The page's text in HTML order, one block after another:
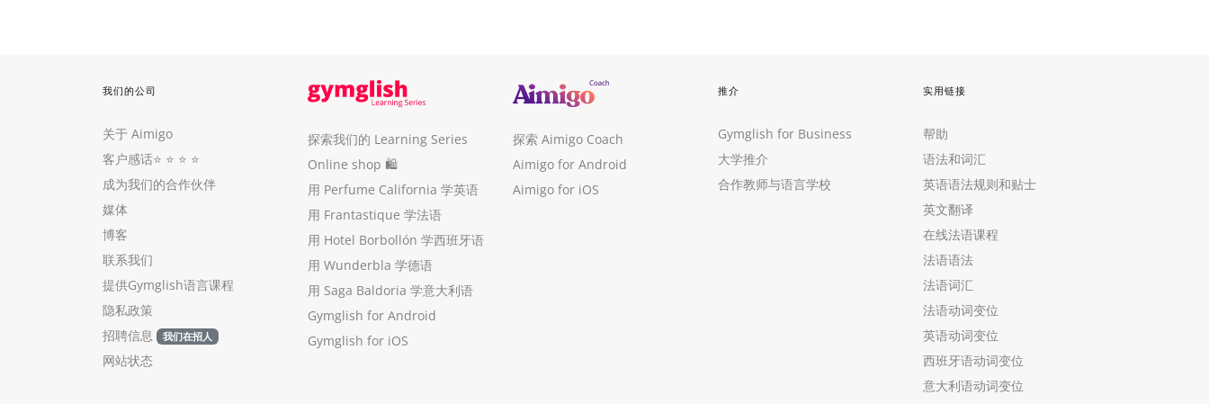
我们的公司
关于 Aimigo
客户感话⭐️ ⭐️ ⭐️ ⭐️
成为我们的合作伙伴
媒体
博客
联系我们
提供Gymglish语言课程
隐私政策
招聘信息
我们在招人
网站状态
探索我们的 Learning Series
Online shop 🛍
用 Perfume California 学英语
用 Frantastique 学法语
用 Hotel Borbollón 学西班牙语
用 Wunderbla 学德语
用 Saga Baldoria 学意大利语
Gymglish for Android
Gymglish for iOS
探索 Aimigo Coach
Aimigo for Android
Aimigo for iOS
推介
Gymglish for Business
大学推介
合作教师与语言学校
实用链接
帮助
语法和词汇
英语语法规则和贴士
英文翻译
在线法语课程
法语语法
法语词汇
法语动词变位
英语动词变位
西班牙语动词变位
意大利语动词变位